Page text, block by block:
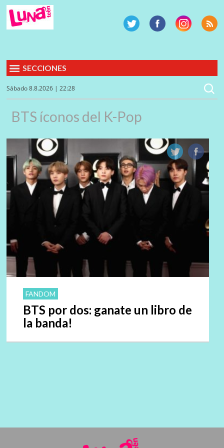
SECCIONES
Sábado 8.8.2026 | 22:28
BTS íconos del K-Pop
FANDOM
BTS por dos: ganate un libro de
la banda!